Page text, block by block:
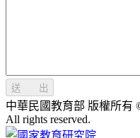
送 出
中華民國教育部 版權所有
All rights reserved.